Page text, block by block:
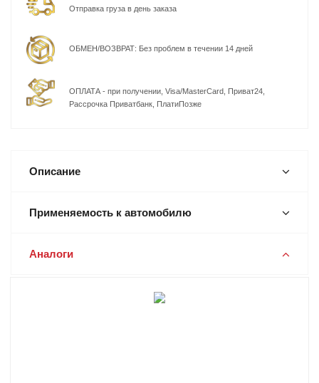
Отправка груза в день заказа
ОБМЕН/ВОЗВРАТ: Без проблем в течении 14 дней
ОПЛАТА - при получении, Visa/MasterCard, Приват24,
Рассрочка Приватбанк, ПлатиПозже
Описание
Применяемость к автомобилю
Аналоги